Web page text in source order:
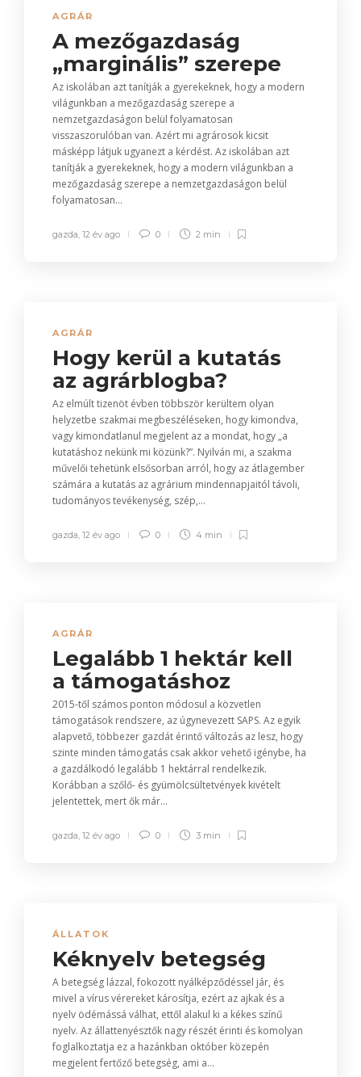
AGRÁR
A mezőgazdaság
„marginális” szerepe
Az iskolában azt tanítják a gyerekeknek, hogy a modern
világunkban a mezőgazdaság szerepe a
nemzetgazdaságon belül folyamatosan
visszaszorulóban van. Azért mi agrárosok kicsit
másképp látjuk ugyanezt a kérdést. Az iskolában azt
tanítják a gyerekeknek, hogy a modern világunkban a
mezőgazdaság szerepe a nemzetgazdaságon belül
folyamatosan...
gazda, 12 év ago 0 2 min
AGRÁR
Hogy kerül a kutatás
az agrárblogba?
Az elmúlt tizenöt évben többször kerültem olyan
helyzetbe szakmai megbeszéléseken, hogy kimondva,
vagy kimondatlanul megjelent az a mondat, hogy „a
kutatáshoz nekünk mi közünk?”. Nyilván mi, a szakma
művelői tehetünk elsősorban arról, hogy az átlagember
számára a kutatás az agrárium mindennapjaitól távoli,
tudományos tevékenység, szép,...
gazda, 12 év ago 0 4 min
AGRÁR
Legalább 1 hektár kell
a támogatáshoz
2015-től számos ponton módosul a közvetlen
támogatások rendszere, az úgynevezett SAPS. Az egyik
alapvető, többezer gazdát érintő változás az lesz, hogy
szinte minden támogatás csak akkor vehető igénybe, ha
a gazdálkodó legalább 1 hektárral rendelkezik.
Korábban a szőlő- és gyümölcsültetvények kivételt
jelentettek, mert ők már...
gazda, 12 év ago 0 3 min
ÁLLATOK
Kéknyelv betegség
A betegség lázzal, fokozott nyálképződéssel jár, és
mivel a vírus vérereket károsítja, ezért az ajkak és a
nyelv ödémássá válhat, ettől alakul ki a kékes színű
nyelv. Az állattenyésztők nagy részét érinti és komolyan
foglalkoztatja ez a hazánkban október közepén
megjelent fertőző betegség, ami a...